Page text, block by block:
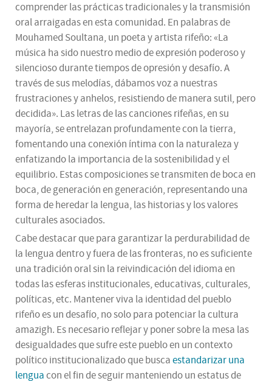
comprender las prácticas tradicionales y la transmisión
oral arraigadas en esta comunidad. En palabras de
Mouhamed Soultana, un poeta y artista rifeño: «La
música ha sido nuestro medio de expresión poderoso y
silencioso durante tiempos de opresión y desafío. A
través de sus melodías, dábamos voz a nuestras
frustraciones y anhelos, resistiendo de manera sutil, pero
decidida». Las letras de las canciones rifeñas, en su
mayoría, se entrelazan profundamente con la tierra,
fomentando una conexión íntima con la naturaleza y
enfatizando la importancia de la sostenibilidad y el
equilibrio. Estas composiciones se transmiten de boca en
boca, de generación en generación, representando una
forma de heredar la lengua, las historias y los valores
culturales asociados.
Cabe destacar que para garantizar la perdurabilidad de
la lengua dentro y fuera de las fronteras, no es suficiente
una tradición oral sin la reivindicación del idioma en
todas las esferas institucionales, educativas, culturales,
políticas, etc. Mantener viva la identidad del pueblo
rifeño es un desafío, no solo para potenciar la cultura
amazigh. Es necesario reflejar y poner sobre la mesa las
desigualdades que sufre este pueblo en un contexto
político institucionalizado que buscaestandarizar una
lenguacon el fin de seguir manteniendo un estatus de